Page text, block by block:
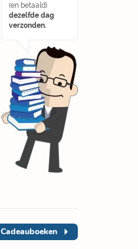
(en betaald)
dezelfde dag
verzonden.
Cadeauboeken